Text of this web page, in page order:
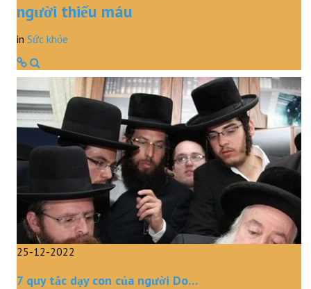
người thiếu máu
in Sức khỏe
25-12-2022
7 quy tắc dạy con của người Do…